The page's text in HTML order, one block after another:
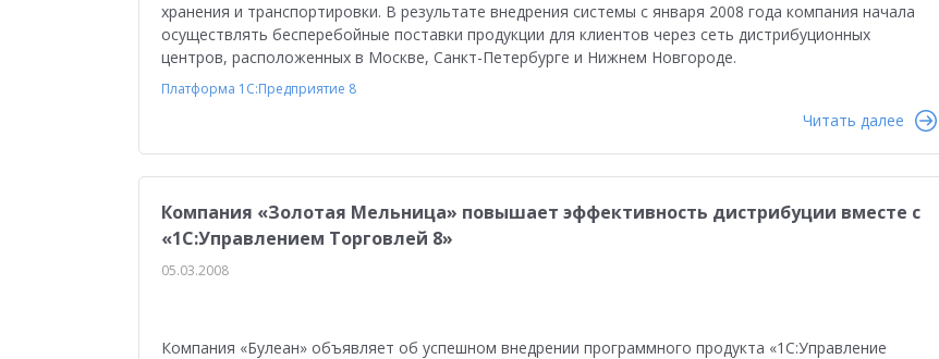
хранения и транспортировки. В результате внедрения системы с января 2008 года компания начала
осуществлять бесперебойные поставки продукции для клиентов через сеть дистрибуционных
центров, расположенных в Москве, Санкт-Петербурге и Нижнем Новгороде.
Платформа 1С:Предприятие 8
Читать далее
Компания «Золотая Мельница» повышает эффективность дистрибуции вместе с
«1С:Управлением Торговлей 8»
05.03.2008
Компания «Булеан» объявляет об успешном внедрении программного продукта «1С:Управление